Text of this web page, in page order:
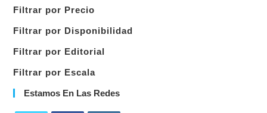
categoría
Filtrar por Precio
Filtrar por Disponibilidad
Filtrar por Editorial
Filtrar por Escala
Estamos En Las Redes